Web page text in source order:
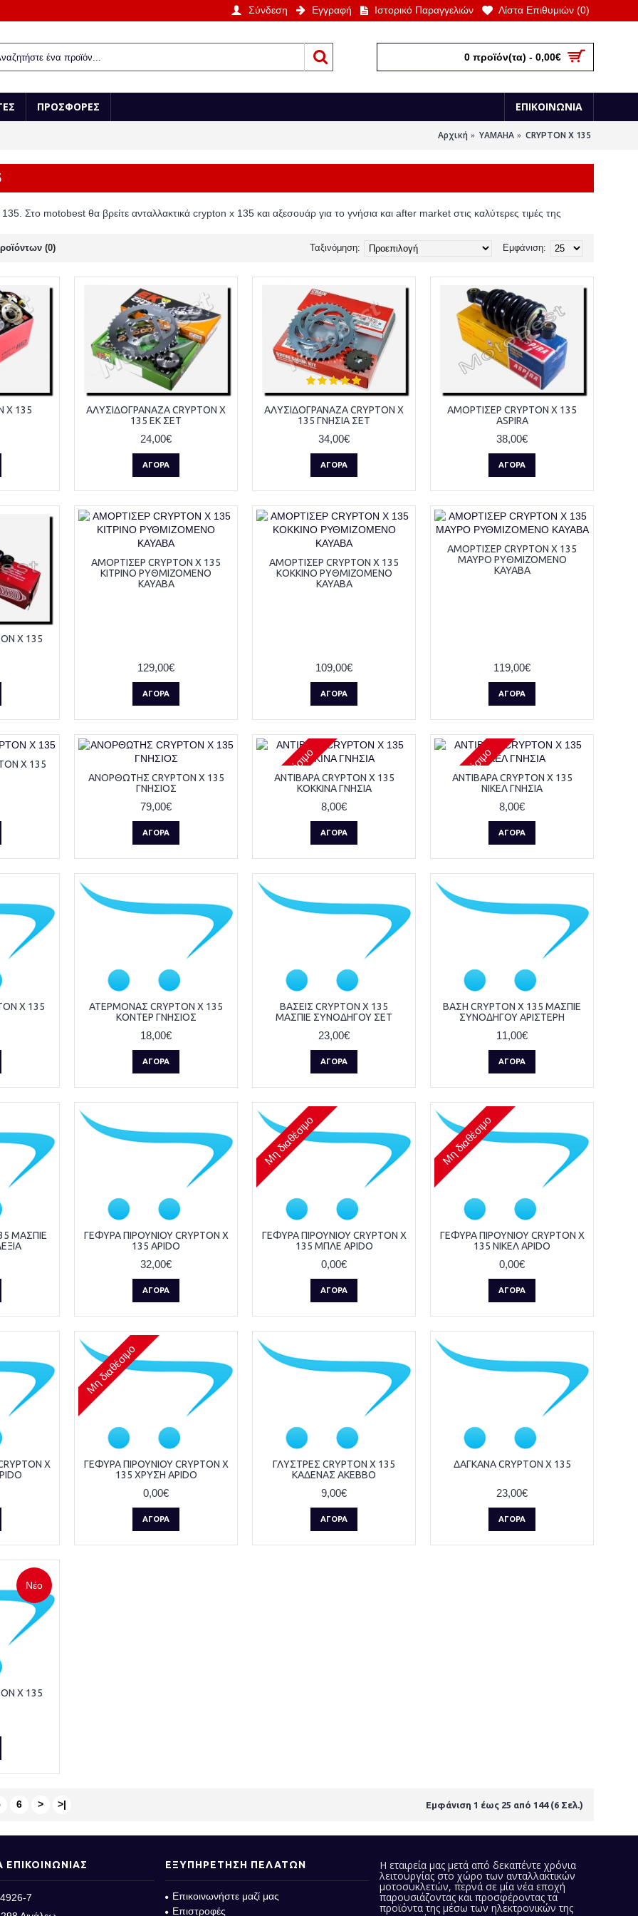
Σύνδεση Εγγραφή Ιστορικό Παραγγελιών Λίστα Επιθυμιών (0)
0 προϊόν(τα) - 0,00€
ΠΡΟΣΦΟΡΕΣ ΕΠΙΚΟΙΝΩΝΙΑ
Αρχική YAMAHA CRYPTON X 135
Στο motobest θα βρείτε ανταλλακτικά crypton x 135 και αξεσουάρ για το γνήσια και after market στις καλύτερες τιμές της
(0) Εμφάνιση:
Ταξινόμηση:
X 135
ΑΛΥΣΙΔΟΓΡΑΝΑΖΑ CRYPTON X
135 EK ΣΕΤ
24,00€
ΑΓΟΡΆ
ΑΛΥΣΙΔΟΓΡΑΝΑΖΑ CRYPTON X
135 ΓΝΗΣΙΑ ΣΕΤ
34,00€
ΑΓΟΡΆ
ΑΜΟΡΤΙΣΕΡ CRYPTON X 135
ASPIRA
38,00€
ΑΓΟΡΆ
X 135
ΑΜΟΡΤΙΣΕΡ CRYPTON X 135
ΚΙΤΡΙΝΟ ΡΥΘΜΙΖΟΜΕΝΟ
KAYABA
129,00€
ΑΓΟΡΆ
ΑΜΟΡΤΙΣΕΡ CRYPTON X 135
ΚΟΚΚΙΝΟ ΡΥΘΜΙΖΟΜΕΝΟ
KAYABA
109,00€
ΑΓΟΡΆ
ΑΜΟΡΤΙΣΕΡ CRYPTON X 135
ΜΑΥΡΟ ΡΥΘΜΙΖΟΜΕΝΟ
KAYABA
119,00€
ΑΓΟΡΆ
X 135
ΑΝΟΡΘΩΤΗΣ CRYPTON X 135
ΓΝΗΣΙΟΣ
79,00€
ΑΓΟΡΆ
Μη διαθέσιμο
ΑΝΤΙΒΑΡΑ CRYPTON X 135
ΚΟΚΚΙΝΑ ΓΝΗΣΙΑ
8,00€
ΑΓΟΡΆ
Μη διαθέσιμο
ΑΝΤΙΒΑΡΑ CRYPTON X 135
ΝΙΚΕΛ ΓΝΗΣΙΑ
8,00€
ΑΓΟΡΆ
X 135
ΑΤΕΡΜΟΝΑΣ CRYPTON X 135
ΚΟΝΤΕΡ ΓΝΗΣΙΟΣ
18,00€
ΑΓΟΡΆ
ΒΑΣΕΙΣ CRYPTON X 135
ΜΑΣΠΙΕ ΣΥΝΟΔΗΓΟΥ ΣΕΤ
23,00€
ΑΓΟΡΆ
ΒΑΣΗ CRYPTON X 135 ΜΑΣΠΙΕ
ΣΥΝΟΔΗΓΟΥ ΑΡΙΣΤΕΡΗ
11,00€
ΑΓΟΡΆ
ΜΑΣΠΙΕ
ΓΕΦΥΡΑ ΠΙΡΟΥΝΙΟΥ CRYPTON X
135 APIDO
32,00€
ΑΓΟΡΆ
Μη διαθέσιμο
ΓΕΦΥΡΑ ΠΙΡΟΥΝΙΟΥ CRYPTON X
135 ΜΠΛΕ APIDO
0,00€
ΑΓΟΡΆ
Μη διαθέσιμο
ΓΕΦΥΡΑ ΠΙΡΟΥΝΙΟΥ CRYPTON X
135 ΝΙΚΕΛ APIDO
0,00€
ΑΓΟΡΆ
X
Μη διαθέσιμο
ΓΕΦΥΡΑ ΠΙΡΟΥΝΙΟΥ CRYPTON X
135 ΧΡΥΣΗ APIDO
0,00€
ΑΓΟΡΆ
ΓΛΥΣΤΡΕΣ CRYPTON X 135
ΚΑΔΕΝΑΣ AKEBBO
9,00€
ΑΓΟΡΆ
ΔΑΓΚΑΝΑ CRYPTON X 135
23,00€
ΑΓΟΡΆ
Νέο
X 135
6 > >| Εμφάνιση 1 έως 25 από 144 (6 Σελ.)
ΕΠΙΚΟΙΝΩΝΙΑΣ
7
ΕΞΥΠΗΡΕΤΗΣΗ ΠΕΛΑΤΩΝ
Επικοινωνήστε μαζί μας
Επιστροφές
Η εταιρεία μαςμετά από δεκαπέντε χρόνια
λειτουργίας στο χώρο των ανταλλακτικών
μοτοσυκλετών, περνά σε μία νέα εποχή
παρουσιάζοντας και προσφέροντας τα
προϊόντα της μέσω των ηλεκτρονικών της